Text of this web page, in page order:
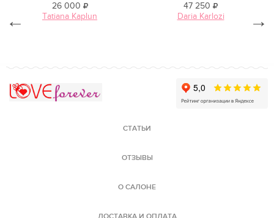
26 000
Tatiana Kaplun
47 250
Daria Karlozi
← →
СТАТЬИ
ОТЗЫВЫ
О САЛОНЕ